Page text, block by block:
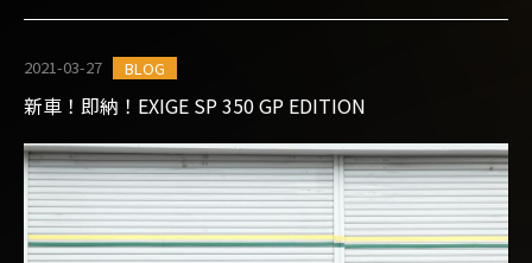
2021-03-27 BLOG
新車！即納！EXIGE SP 350 GP EDITION